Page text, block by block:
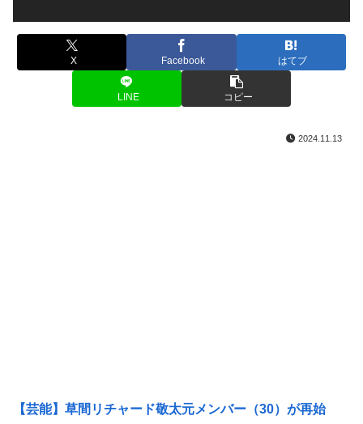
X Facebook はてブ
LINE コピー
2024.11.13
【芸能】草間リチャード敬太元メンバー（30）が再始